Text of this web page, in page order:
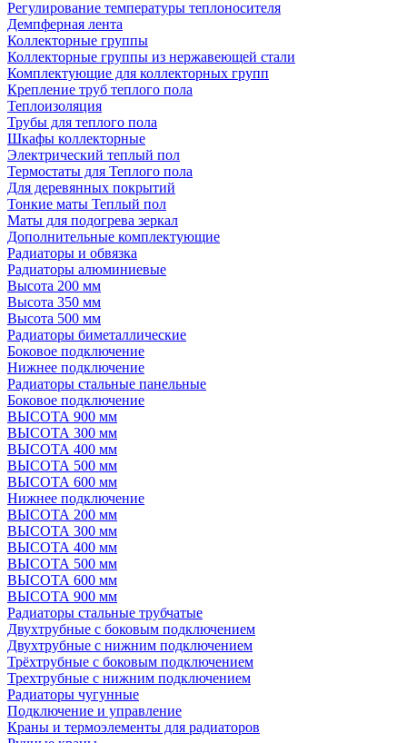
Регулирование температуры теплоносителя
Демпферная лента
Коллекторные группы
Коллекторные группы из нержавеющей стали
Комплектующие для коллекторных групп
Крепление труб теплого пола
Теплоизоляция
Трубы для теплого пола
Шкафы коллекторные
Электрический теплый пол
Термостаты для Теплого пола
Для деревянных покрытий
Тонкие маты Теплый пол
Маты для подогрева зеркал
Дополнительные комплектующие
Радиаторы и обвязка
Радиаторы алюминиевые
Высота 200 мм
Высота 350 мм
Высота 500 мм
Радиаторы биметаллические
Боковое подключение
Нижнее подключение
Радиаторы стальные панельные
Боковое подключение
ВЫСОТА 900 мм
ВЫСОТА 300 мм
ВЫСОТА 400 мм
ВЫСОТА 500 мм
ВЫСОТА 600 мм
Нижнее подключение
ВЫСОТА 200 мм
ВЫСОТА 300 мм
ВЫСОТА 400 мм
ВЫСОТА 500 мм
ВЫСОТА 600 мм
ВЫСОТА 900 мм
Радиаторы стальные трубчатые
Двухтрубные с боковым подключением
Двухтрубные с нижним подключением
Трёхтрубные с боковым подключением
Трехтрубные с нижним подключением
Радиаторы чугунные
Подключение и управление
Краны и термоэлементы для радиаторов